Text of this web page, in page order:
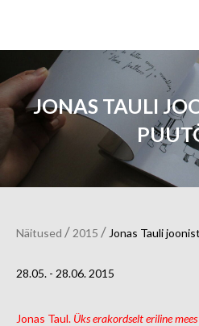
JONAS TAULI
Näitused / 2015 / Jonas Tauli
28.05. - 28.06. 2015
Jonas Taul. Üks erakordselt eriline